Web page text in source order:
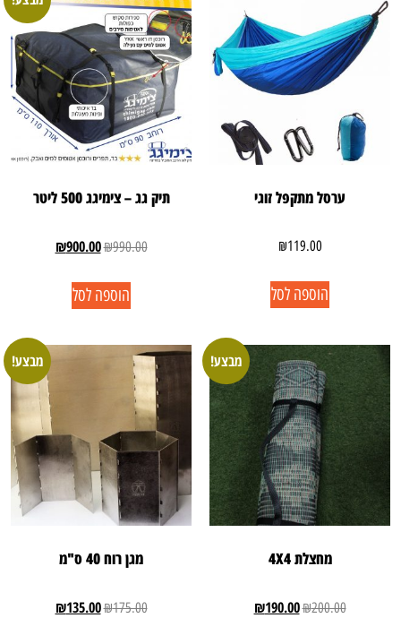
ערסל מתקפל זוגי
₪119.00
הוספה לסל
תיק גג – צימיגג 500 ליטר
₪990.00
₪900.00
הוספה לסל
מבצע!
מחצלת 4X4
₪200.00
₪190.00
מבצע!
מגן רוח 40 ס"מ
₪175.00
₪135.00